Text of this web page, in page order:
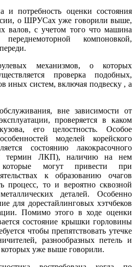
и потребность оценки состояния
о ШРУСах уже говорили выше,
валов, с учетом того что машина
компоновкой,
механизмов, о которых
проверка подобных,
иных систем, включая подвеску , а
вне зависимости от
проверяется в каком
его целостность. Особое
моделей корейского
состоянию лакокрасочного
термин ЛКП), наличию на нем
могут привести при
к образованию очагов
процесс, то и вероятно сквозной
деталей. Особенно
для дорестайлинговых хэтчбеков
Помимо этого в ходе оценки
состояние крышки горловины
чтобы препятствовать утечке
разнообразных петель и
уже выше говорили.